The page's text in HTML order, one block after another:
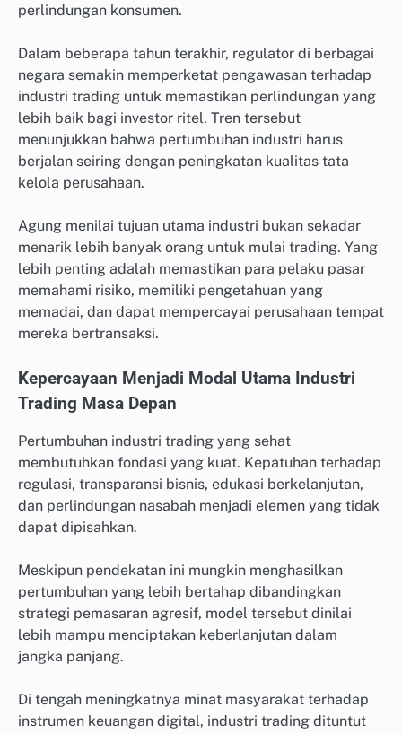
perlindungan konsumen.
Dalam beberapa tahun terakhir, regulator di berbagai
negara semakin memperketat pengawasan terhadap
industri trading untuk memastikan perlindungan yang
lebih baik bagi investor ritel. Tren tersebut
menunjukkan bahwa pertumbuhan industri harus
berjalan seiring dengan peningkatan kualitas tata
kelola perusahaan.
Agung menilai tujuan utama industri bukan sekadar
menarik lebih banyak orang untuk mulai trading. Yang
lebih penting adalah memastikan para pelaku pasar
memahami risiko, memiliki pengetahuan yang
memadai, dan dapat mempercayai perusahaan tempat
mereka bertransaksi.
Kepercayaan Menjadi Modal Utama Industri
Trading Masa Depan
Pertumbuhan industri trading yang sehat
membutuhkan fondasi yang kuat. Kepatuhan terhadap
regulasi, transparansi bisnis, edukasi berkelanjutan,
dan perlindungan nasabah menjadi elemen yang tidak
dapat dipisahkan.
Meskipun pendekatan ini mungkin menghasilkan
pertumbuhan yang lebih bertahap dibandingkan
strategi pemasaran agresif, model tersebut dinilai
lebih mampu menciptakan keberlanjutan dalam
jangka panjang.
Di tengah meningkatnya minat masyarakat terhadap
instrumen keuangan digital, industri trading dituntut